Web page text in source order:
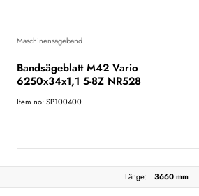
Maschinensägeband
Bandsägeblatt M42 Vario
6250x34x1,1 5-8Z NR528
Item no: SP100400
Länge: 3660 mm